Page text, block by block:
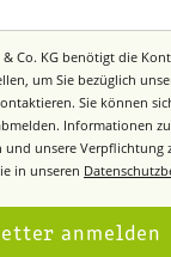
& Co. KG benötigt die
um Sie bezüglich
Sie können
Informationen
und unsere Verpflichtung
in unseren